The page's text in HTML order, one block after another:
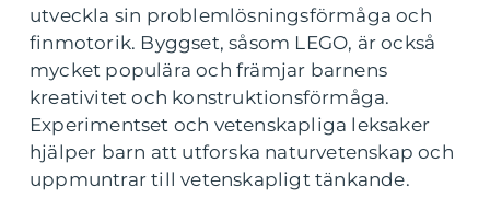
utveckla sin problemlösningsförmåga och
finmotorik. Byggset, såsom LEGO, är också
mycket populära och främjar barnens
kreativitet och konstruktionsförmåga.
Experimentset och vetenskapliga leksaker
hjälper barn att utforska naturvetenskap och
uppmuntrar till vetenskapligt tänkande.